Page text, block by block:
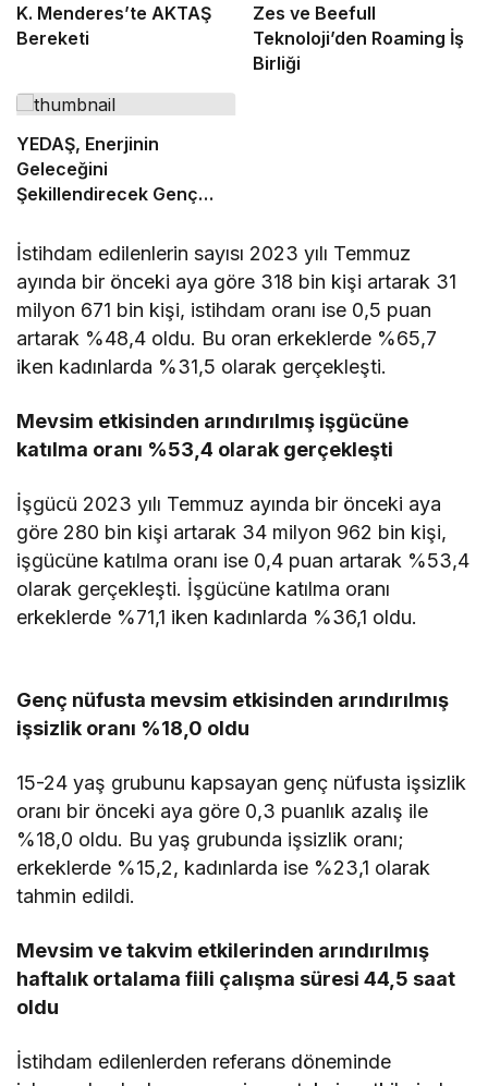
K. Menderes’te AKTAŞ
Bereketi
Zes ve Beefull
Teknoloji’den Roaming İş
Birliği
YEDAŞ, Enerjinin
Geleceğini
Şekillendirecek Genç
İstihdam edilenlerin sayısı 2023 yılı Temmuz
ayında bir önceki aya göre 318 bin kişi artarak 31
milyon 671 bin kişi, istihdam oranı ise 0,5 puan
artarak %48,4 oldu. Bu oran erkeklerde %65,7
iken kadınlarda %31,5 olarak gerçekleşti.
Mevsim etkisinden arındırılmış işgücüne
katılma oranı %53,4 olarak gerçekleşti
İşgücü 2023 yılı Temmuz ayında bir önceki aya
göre 280 bin kişi artarak 34 milyon 962 bin kişi,
işgücüne katılma oranı ise 0,4 puan artarak %53,4
olarak gerçekleşti. İşgücüne katılma oranı
erkeklerde %71,1 iken kadınlarda %36,1 oldu.
Genç nüfusta mevsim etkisinden arındırılmış
işsizlik oranı %18,0 oldu
15-24 yaş grubunu kapsayan genç nüfusta işsizlik
oranı bir önceki aya göre 0,3 puanlık azalış ile
%18,0 oldu. Bu yaş grubunda işsizlik oranı;
erkeklerde %15,2, kadınlarda ise %23,1 olarak
tahmin edildi.
Mevsim ve takvim etkilerinden arındırılmış
haftalık ortalama fiili çalışma süresi 44,5 saat
oldu
İstihdam edilenlerden referans döneminde